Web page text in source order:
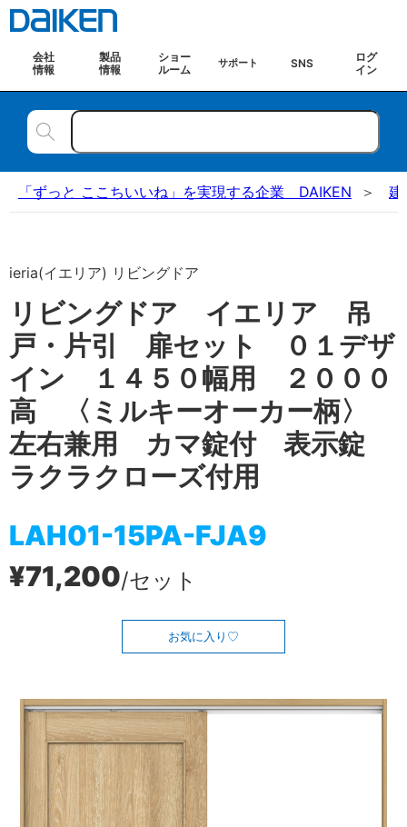
会社
情報
製品
情報
ショー
ルーム
サポート SNS
ログ
イン
「ずっと ここちいいね」を実現する企業 DAIKEN 建
ieria(イエリア) リビングドア
リビングドア イエリア 吊
戸・片引 扉セット ０１デザ
イン １４５０幅用 ２０００
高 〈ミルキーオーカー柄〉
左右兼用 カマ錠付 表示錠
ラクラクローズ付用
LAH01-15PA-FJA9
¥71,200/セット
お気に入り